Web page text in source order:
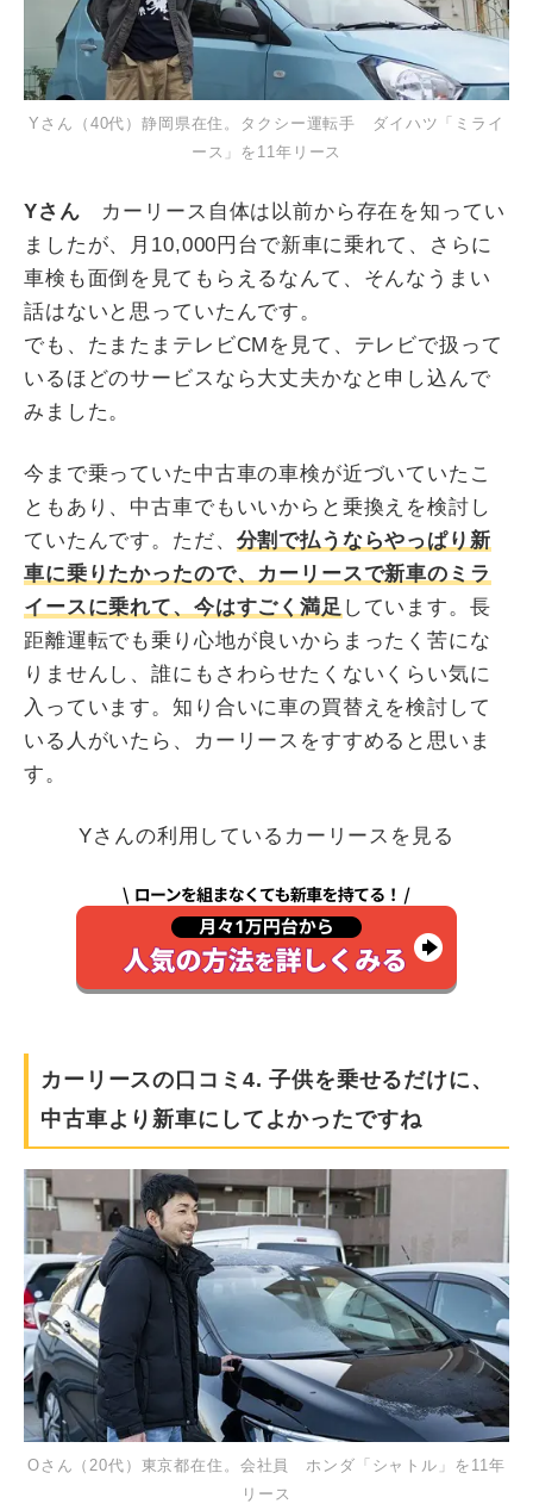
Yさん（40代）静岡県在住。タクシー運転手 ダイハツ「ミライ
ース」を11年リース
Yさん カーリース自体は以前から存在を知ってい
ましたが、月10,000円台で新車に乗れて、さらに
車検も面倒を見てもらえるなんて、そんなうまい
話はないと思っていたんです。
でも、たまたまテレビCMを見て、テレビで扱って
いるほどのサービスなら大丈夫かなと申し込んで
みました。
今まで乗っていた中古車の車検が近づいていたこ
ともあり、中古車でもいいからと乗換えを検討し
ていたんです。ただ、 分割で払うならやっぱり新
車に乗りたかったので、カーリースで新車のミラ
イースに乗れて、今はすごく満足 しています。長
距離運転でも乗り心地が良いからまったく苦にな
りませんし、誰にもさわらせたくないくらい気に
入っています。知り合いに車の買替えを検討して
いる人がいたら、カーリースをすすめると思いま
す。
Yさんの利用しているカーリースを見る
カーリースの口コミ4. 子供を乗せるだけに、
中古車より新車にしてよかったですね
Oさん（20代）東京都在住。会社員 ホンダ「シャトル」を11年
リース